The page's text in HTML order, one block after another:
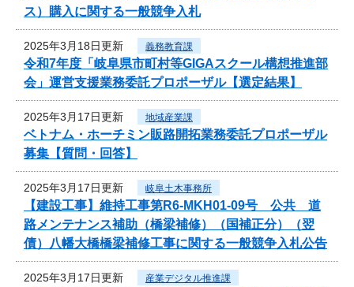
ス）購入に関する一般競争入札
2025年3月18日更新 義務教育課
令和7年度「岐阜県市町村等GIGAスクール構想推進部
会」運営支援業務委託プロポーザル【選定結果】
2025年3月17日更新 地域産業課
ベトナム・ホーチミン販路開拓業務委託プロポーザル
募集【質問・回答】
2025年3月17日更新 岐阜土木事務所
【建設工事】維持工事第R6-MKH01-09号 公共 道
路メンテナンス補助（橋梁補修）（国補正分）（翌
債）八幡大橋橋梁補修工事に関する一般競争入札公告
2025年3月17日更新 産業デジタル推進課